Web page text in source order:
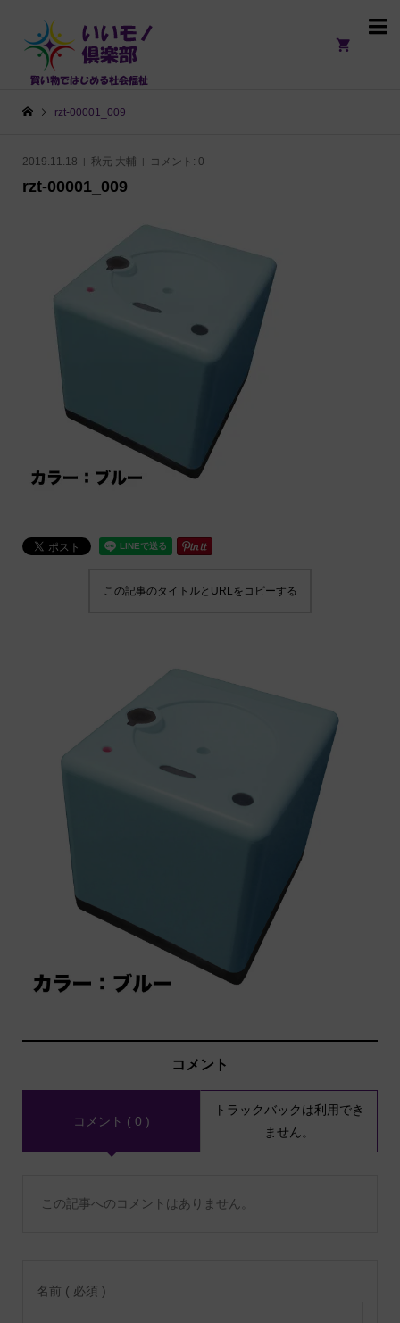

rzt-00001_009
2019.11.18 秋元 大輔 コメント: 0
rzt-00001_009
この記事のタイトルとURLをコピーする
コメント
コメント ( 0 )
トラックバックは利用でき
ません。
この記事へのコメントはありません。
名前 ( 必須 )